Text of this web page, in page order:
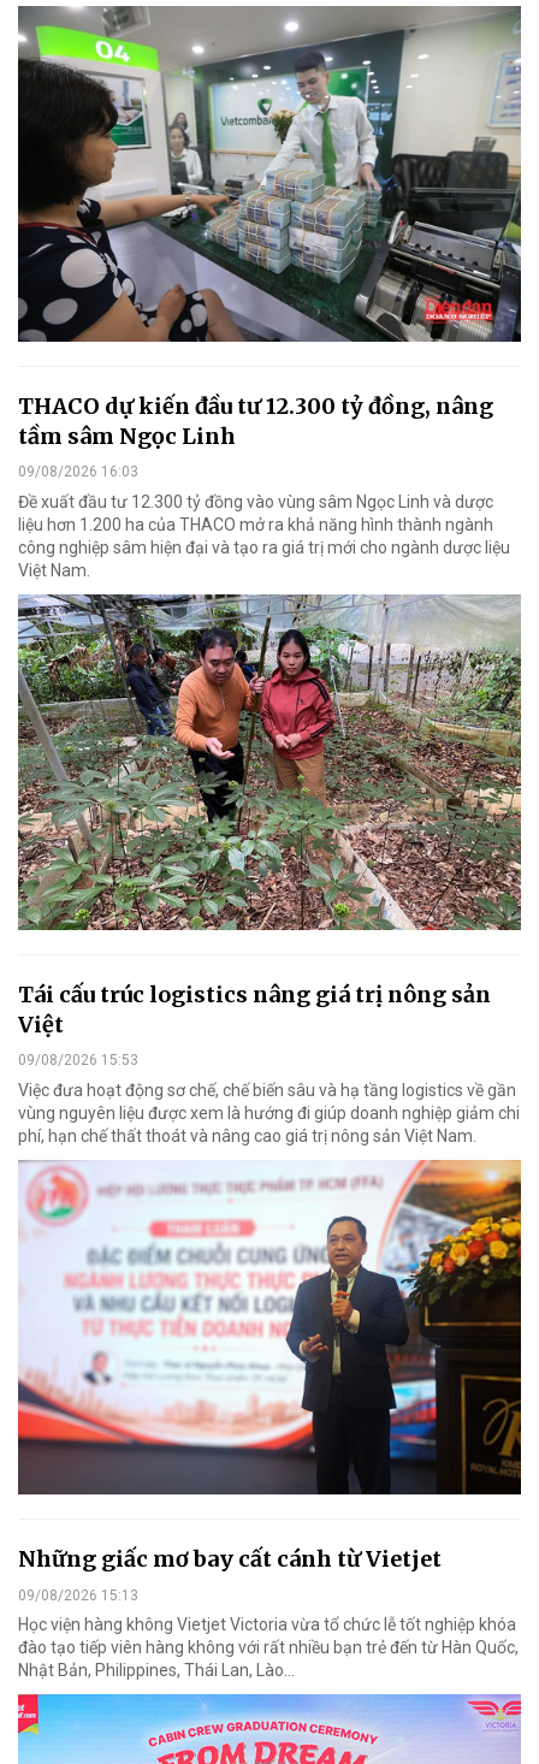
THACO dự kiến đầu tư 12.300 tỷ đồng, nâng
tầm sâm Ngọc Linh
09/08/2026 16:03
Đề xuất đầu tư 12.300 tỷ đồng vào vùng sâm Ngọc Linh và dược
liệu hơn 1.200 ha của THACO mở ra khả năng hình thành ngành
công nghiệp sâm hiện đại và tạo ra giá trị mới cho ngành dược liệu
Việt Nam.
Tái cấu trúc logistics nâng giá trị nông sản
Việt
09/08/2026 15:53
Việc đưa hoạt động sơ chế, chế biến sâu và hạ tầng logistics về gần
vùng nguyên liệu được xem là hướng đi giúp doanh nghiệp giảm chi
phí, hạn chế thất thoát và nâng cao giá trị nông sản Việt Nam.
Những giấc mơ bay cất cánh từ Vietjet
09/08/2026 15:13
Học viện hàng không Vietjet Victoria vừa tổ chức lễ tốt nghiệp khóa
đào tạo tiếp viên hàng không với rất nhiều bạn trẻ đến từ Hàn Quốc,
Nhật Bản, Philippines, Thái Lan, Lào…